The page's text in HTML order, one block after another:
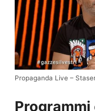
Propaganda Live –